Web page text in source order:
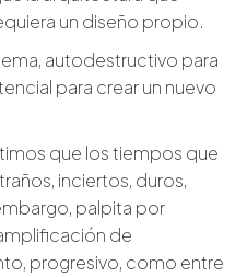
un diseño propio.
autodestructivo para
para crear un nuevo
que los tiempos que
inciertos, duros,
palpita por
de
progresivo, como entre